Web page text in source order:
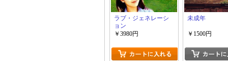
ラブ・ジェネレーシ
ョン
￥3980円
未成年
￥1500円